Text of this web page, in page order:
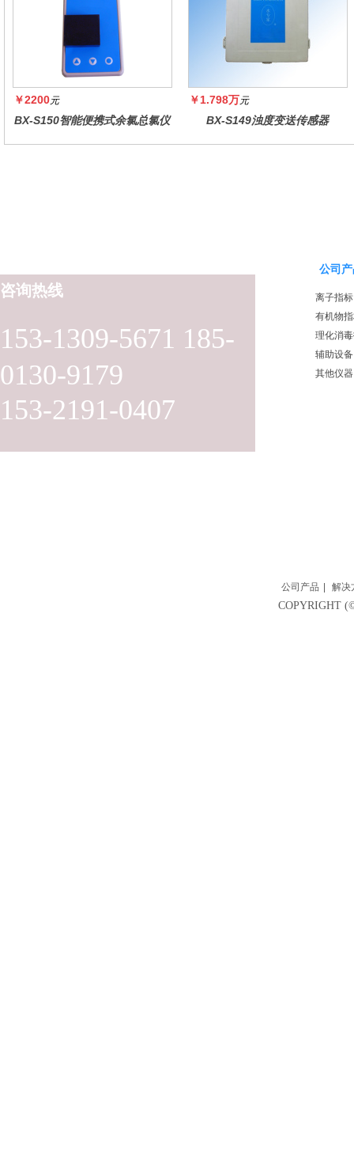
￥2200元
BX-S150智能便携式余氯总氯仪
￥1.798万元
BX-S149浊度变送传感器
153-1309-5671 185-
0130-9179
153-2191-0407
咨询热线
公司
离子指标
有机物
理化消
辅助设备
其他仪器
公司产品 解决
COPYRIGHT